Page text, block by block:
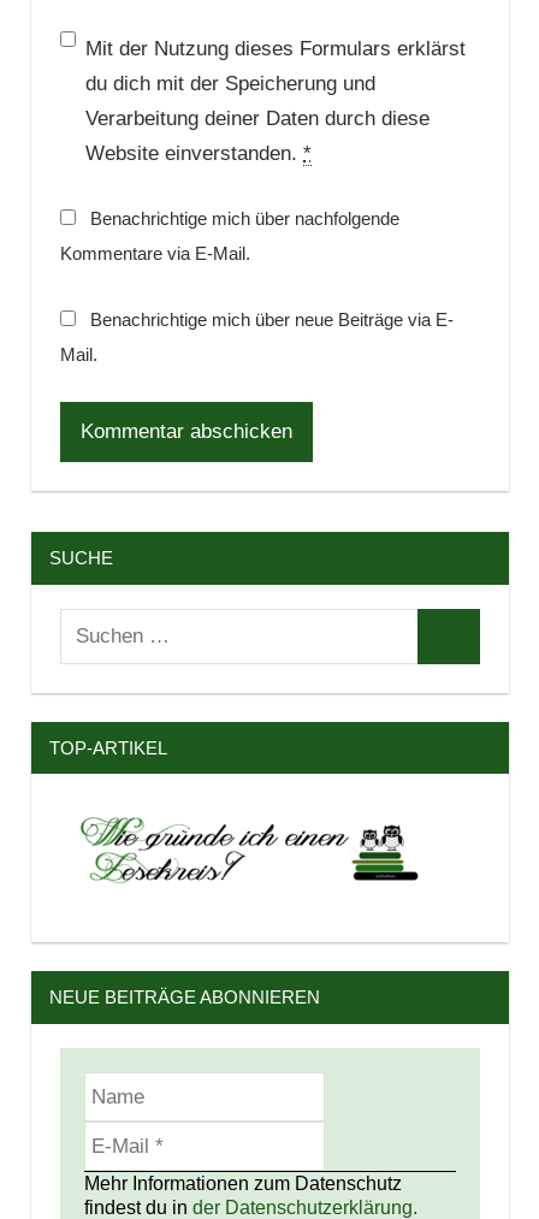
Mit der Nutzung dieses Formulars erklärst
du dich mit der Speicherung und
Verarbeitung deiner Daten durch diese
Website einverstanden. *
Benachrichtige mich über nachfolgende
Kommentare via E-Mail.
Benachrichtige mich über neue Beiträge via E-
Mail.
SUCHE
Suchen
TOP-ARTIKEL
NEUE BEITRÄGE ABONNIEREN
Mehr Informationen zum Datenschutz
findest du in der Datenschutzerklärung.